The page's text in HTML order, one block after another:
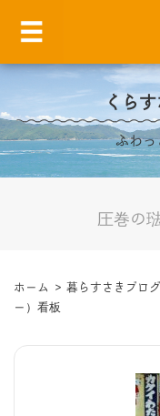
くらす
ふわっ
圧巻の
ホーム > 暮らすさきブログ
ー）看板